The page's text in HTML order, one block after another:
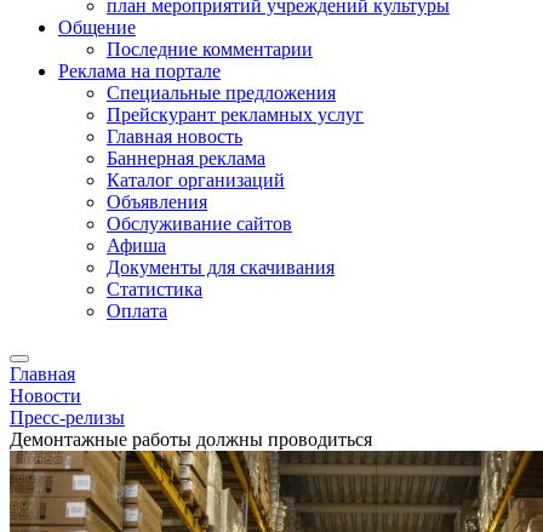
план мероприятий учреждений культуры
Общение
Последние комментарии
Реклама на портале
Специальные предложения
Прейскурант рекламных услуг
Главная новость
Баннерная реклама
Каталог организаций
Объявления
Обслуживание сайтов
Афиша
Документы для скачивания
Статистика
Оплата
Главная
Новости
Пресс-релизы
Демонтажные работы должны проводиться